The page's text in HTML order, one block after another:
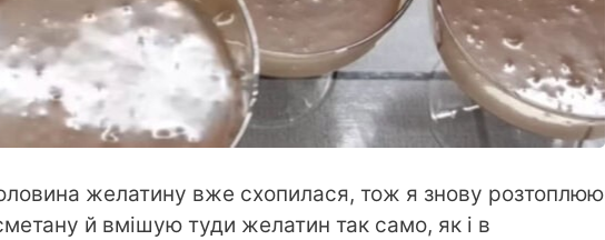
желатину вже схопилася, тож я знову розтоплюю
й вмішую туди желатин так само, як і в